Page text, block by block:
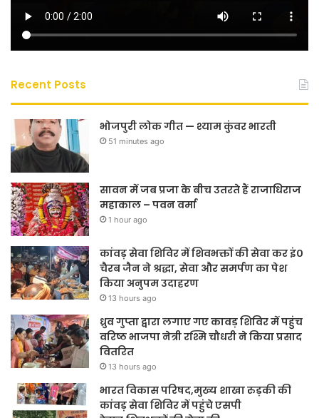
Recent Posts
भोजपुरी लोक गीत — श्याम कुंवर भारती
51 minutes ago
सावन में जब प्रजा के बीच उतरते हैं राजाधिराज
महाकाल – पवन वर्मा
1 hour ago
कांवड़ सेवा शिविर में शिवभक्तों की सेवा कर इं०
चैरब जैन ने श्रद्धा, सेवा और समर्पण का पेश
किया अनुपम उदाहरण
13 hours ago
ध्रुव गुप्ता द्वारा लगाए गए कावड़ शिविर में पहुंच
वरिष्ठ भाजपा नेत्री रश्मि चौधरी ने किया प्रसाद
वितरित
13 hours ago
भारत विकास परिषद,मुख्य शाखा रुड़की की
कांवड़ सेवा शिविर में पहुंचे एसपी